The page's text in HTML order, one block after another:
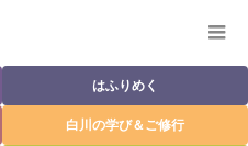
はふりめく
白川の学び＆ご修行